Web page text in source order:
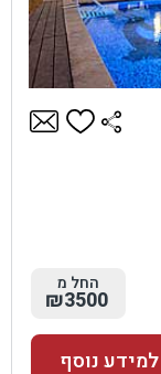
החל מ
₪3500
למידע נוסף